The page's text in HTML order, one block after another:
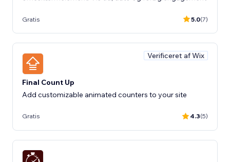
Gratis 5.0(7)
Verificeret af Wix
Final Count Up
Add customizable animated counters to your site
Gratis 4.3(5)